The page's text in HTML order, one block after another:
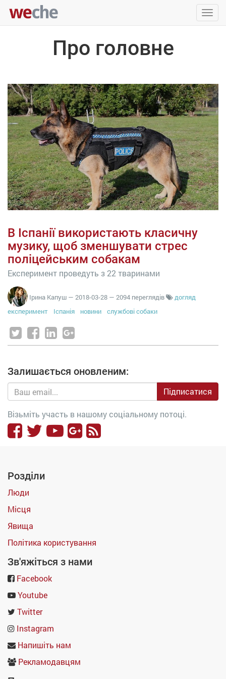
Про головне
В Іспанії використають класичну
музику, щоб зменшувати стрес
поліцейським собакам
Експеримент проведуть з 22 тваринами
Ірина Капуш — 2018-03-28 — 2094 переглядів
догляд
експеримент
Іспанія новини службові собаки
Залишається оновленим:
Підписатися
Візьміть участь в нашому соціальному потоці.
Розділи
Люди
Місця
Явища
Політика користування
Зв'яжіться з нами
Facebook
Youtube
Twitter
Instagram
Напишіть нам
Рекламодавцям